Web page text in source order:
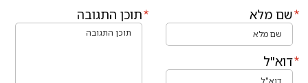
שם מלא
דוא"ל
תוכן התגובה